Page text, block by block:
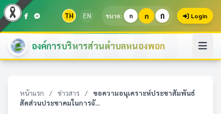
TH EN ขนาด: ก ก ก Login
องค์การบริหารส่วนตำบลหนองพอก
หน้าแรก / ข่าวสาร /
ขอความอนุเคราะห์ประชาสัมพันธ์
สัดส่วนประชาคมในการจั...